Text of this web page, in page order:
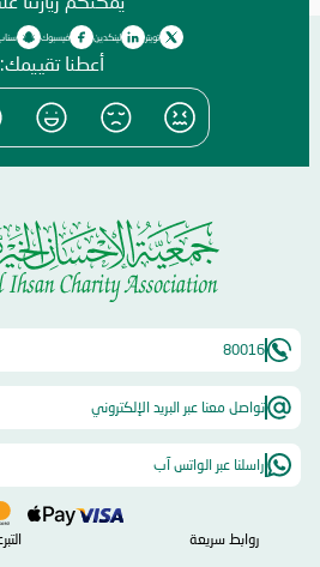
تويتر لينكدين فيسبوك
أعطنا تقييمك:
80016
تواصل معنا عبر البريد الإلكتروني
راسلنا عبر الواتس آب
روابط سريعة